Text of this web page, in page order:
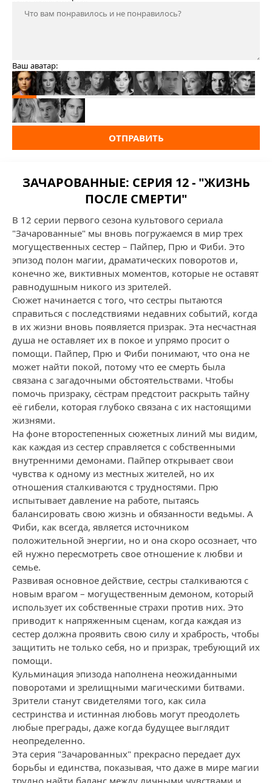
Ваш аватар:
ОТПРАВИТЬ
ЗАЧАРОВАННЫЕ: СЕРИЯ 12 - "ЖИЗНЬ
ПОСЛЕ СМЕРТИ"
В 12 серии первого сезона культового сериала
"Зачарованные" мы вновь погружаемся в мир трех
могущественных сестер – Пайпер, Прю и Фиби. Это
эпизод полон магии, драматических поворотов и,
конечно же, виктивных моментов, которые не оставят
равнодушным никого из зрителей.
Сюжет начинается с того, что сестры пытаются
справиться с последствиями недавних событий, когда
в их жизни вновь появляется призрак. Эта несчастная
душа не оставляет их в покое и упрямо просит о
помощи. Пайпер, Прю и Фиби понимают, что она не
может найти покой, потому что ее смерть была
связана с загадочными обстоятельствами. Чтобы
помочь призраку, сёстрам предстоит раскрыть тайну
её гибели, которая глубоко связана с их настоящими
жизнями.
На фоне второстепенных сюжетных линий мы видим,
как каждая из сестер справляется с собственными
внутренними демонами. Пайпер открывает свои
чувства к одному из местных жителей, но их
отношения сталкиваются с трудностями. Прю
испытывает давление на работе, пытаясь
балансировать свою жизнь и обязанности ведьмы. А
Фиби, как всегда, является источником
положительной энергии, но и она скоро осознает, что
ей нужно пересмотреть свое отношение к любви и
семье.
Развивая основное действие, сестры сталкиваются с
новым врагом – могущественным демоном, который
использует их собственные страхи против них. Это
приводит к напряженным сценам, когда каждая из
сестер должна проявить свою силу и храбрость, чтобы
защитить не только себя, но и призрак, требующий их
помощи.
Кульминация эпизода наполнена неожиданными
поворотами и зрелищными магическими битвами.
Зрители станут свидетелями того, как сила
сестринства и истинная любовь могут преодолеть
любые преграды, даже когда будущее выглядит
неопределенно.
Эта серия "Зачарованных" прекрасно передает дух
борьбы и единства, показывая, что даже в мире магии
трудно найти баланс между личными чувствами и